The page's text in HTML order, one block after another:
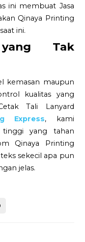
ini membuat Jasa
Qinaya Printing
ini.
Tak
kemasan maupun
kualitas yang
Tali Lanyard
Express, kami
tinggi yang tahan
Qinaya Printing
sekecil apa pun
jelas.